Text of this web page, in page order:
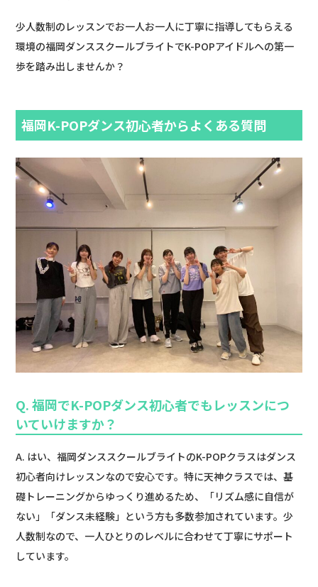
少人数制のレッスンでお一人お一人に丁寧に指導してもらえる
環境の福岡ダンススクールブライトでK-POPアイドルへの第一
歩を踏み出しませんか？
福岡K-POPダンス初心者からよくある質問
Q. 福岡でK-POPダンス初心者でもレッスンにつ
いていけますか？
A. はい、福岡ダンススクールブライトのK-POPクラスはダンス
初心者向けレッスンなので安心です。特に天神クラスでは、基
礎トレーニングからゆっくり進めるため、「リズム感に自信が
ない」「ダンス未経験」という方も多数参加されています。少
人数制なので、一人ひとりのレベルに合わせて丁寧にサポート
しています。